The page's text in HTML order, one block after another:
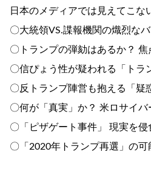
日本のメディアでは見えてこな
〇大統領VS.諜報機関の熾烈な
〇トランプの弾劾はあるか？ 焦
〇信ぴょう性が疑われる「トラ
〇反トランプ陣営も抱える「疑
〇何が「真実」か？ 米ロサイ
〇「ピザゲート事件」 現実を侵
〇「2020年トランプ再選」の可